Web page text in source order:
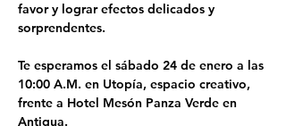
favor y lograr efectos delicados y
sorprendentes.
Te esperamos el sábado 24 de enero a las
10:00 A.M. en Utopía, espacio creativo,
frente a Hotel Mesón Panza Verde en
Antigua.